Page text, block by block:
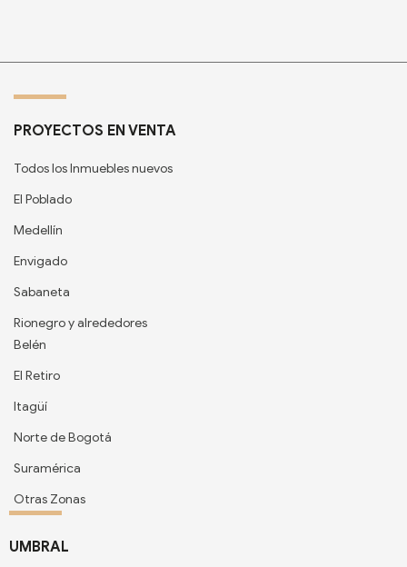
PROYECTOS EN VENTA
Todos los Inmuebles nuevos
El Poblado
Medellín
Envigado
Sabaneta
Rionegro y alrededores
Belén
El Retiro
Itagüí
Norte de Bogotá
Suramérica
Otras Zonas
UMBRAL